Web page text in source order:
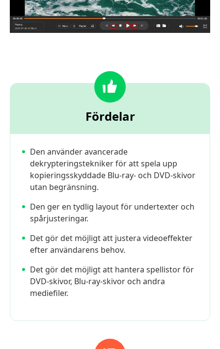
Fördelar
Den använder avancerade
dekrypteringstekniker för att spela upp
kopieringsskyddade Blu-ray- och DVD-skivor
utan begränsning.
Den ger en tydlig layout för undertexter och
spårjusteringar.
Det gör det möjligt att justera videoeffekter
efter användarens behov.
Det gör det möjligt att hantera spellistor för
DVD-skivor, Blu-ray-skivor och andra
mediefiler.